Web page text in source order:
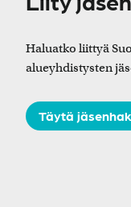
Haluatko liittyä
alueyhdistysten
Täytä